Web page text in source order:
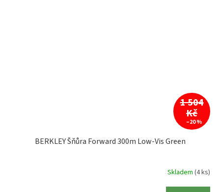
1 504
Kč
–20 %
BERKLEY Šňůra Forward 300m Low-Vis Green
Skladem (4 ks)